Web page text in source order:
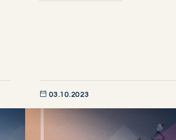
03.10.2023